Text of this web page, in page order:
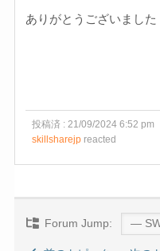
ありがとうございました
投稿済 : 21/09/2024 6:52 pm
skillsharejpreacted
Forum Jump: